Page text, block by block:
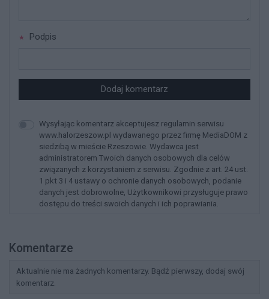
Podpis
Dodaj komentarz
Wysyłając komentarz akceptujesz regulamin serwisu
www.halorzeszow.pl wydawanego przez firmę MediaDOM z
siedzibą w mieście Rzeszowie. Wydawca jest
administratorem Twoich danych osobowych dla celów
związanych z korzystaniem z serwisu. Zgodnie z art. 24 ust.
1 pkt 3 i 4 ustawy o ochronie danych osobowych, podanie
danych jest dobrowolne, Użytkownikowi przysługuje prawo
dostępu do treści swoich danych i ich poprawiania.
Komentarze
Aktualnie nie ma żadnych komentarzy. Bądź pierwszy, dodaj swój
komentarz.